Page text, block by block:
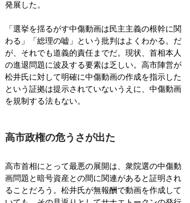
発展した。
「選挙を揺るがす中傷動画は民主主義の根幹に関
わる」「総理の嘘」という批判はよくわかる。だ
が、それでも道義的責任までだ。現状、首相本人
の進退問題に波及する要素は乏しい。高市陣営が
松井氏に対して明確に中傷動画の作成を指示した
という証拠は提示されていないうえに、中傷動画
を規制する法もない。
高市政権の危うさが出た
高市首相にとって最悪の展開は、衆院選の中傷動
画問題と暗号資産との間に関連があると証明され
ることだろう。松井氏が無報酬で動画を作成して